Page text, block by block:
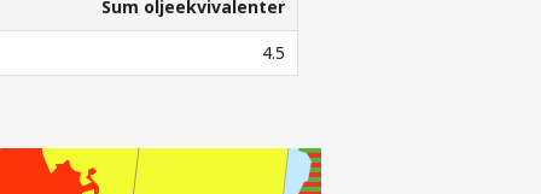
Sum oljeekvivalenter
4.5